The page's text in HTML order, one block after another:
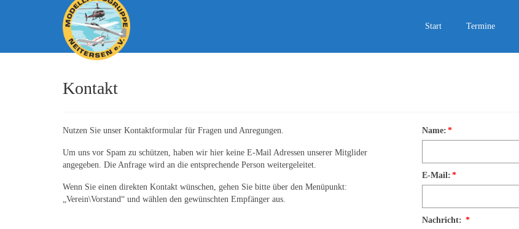
Start Termine
Kontakt
Nutzen Sie unser Kontaktformular für Fragen und Anregungen.
Um uns vor Spam zu schützen, haben wir hier keine E-Mail Adressen unserer Mitglider
angegeben. Die Anfrage wird an die entsprechende Person weitergeleitet.
Wenn Sie einen direkten Kontakt wünschen, gehen Sie bitte über den Menüpunkt:
„Verein\Vorstand“ und wählen den gewünschten Empfänger aus.
Name: *
E-Mail: *
Nachricht: *